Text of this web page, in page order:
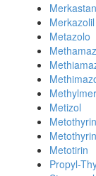
Merkastan
Merkazolil
Metazolo
Metizol
Metothyrin
Metotirin
Propyl-